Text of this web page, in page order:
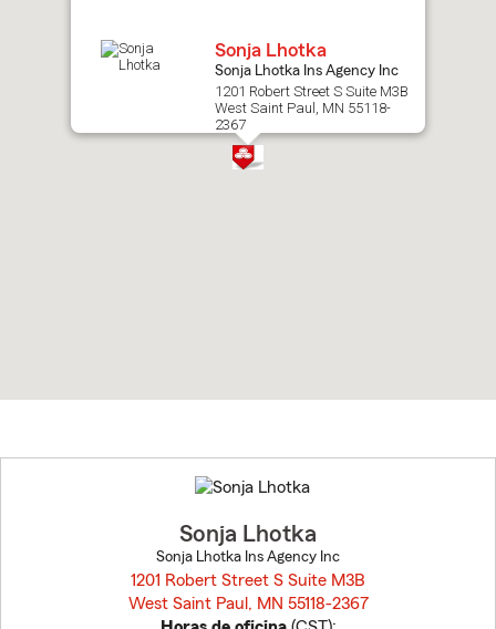
Sonja Lhotka
Sonja Lhotka Ins Agency Inc
1201 Robert Street S Suite M3B
West Saint Paul, MN 55118-
2367
to
before
Sonja Lhotka
Sonja Lhotka Ins Agency Inc
1201 Robert Street S Suite M3B
West Saint Paul, MN 55118-2367